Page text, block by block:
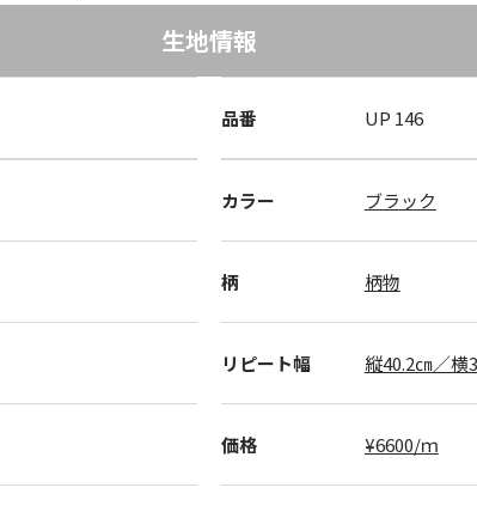
生地情報
品番 UP 146
カラー ブラック
柄 柄物
リピート幅 縦40.2㎝／横
価格 ¥6600/ｍ